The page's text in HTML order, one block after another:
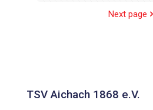
Next page
TSV Aichach 1868 e.V.